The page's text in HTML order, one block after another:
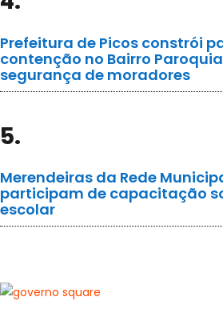
Prefeitura de Picos constrói
contenção no Bairro
segurança de moradores
5.
Merendeiras da Rede
participam de capacitação
escolar